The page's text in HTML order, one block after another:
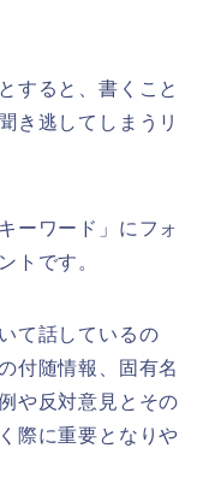
すると、書くこと
き逃してしまうリ
ーワード」にフォ
トです。
て話しているの
付随情報、固有名
や反対意見とその
際に重要となりや